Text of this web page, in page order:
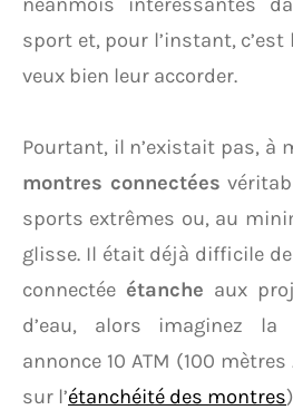
sport et, pour l’instant,
veux bien leur accorder.
Pourtant, il n’existait pas, à
montres connectées
sports extrêmes ou, au
glisse. Il était déjà difficile
connectée étanche aux
d’eau, alors imaginez
annonce 10 ATM (100
sur l’étanchéité des montres